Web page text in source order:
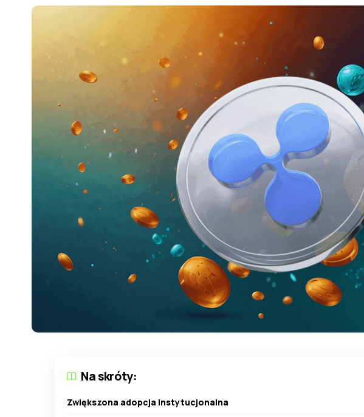
Na skróty:
Zwiększona adopcja instytucjonalna